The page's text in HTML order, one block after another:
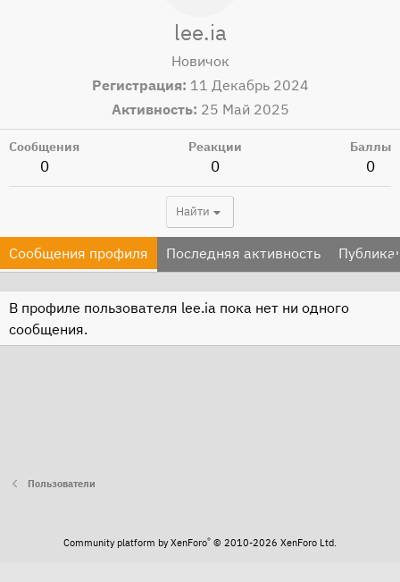
lee.ia
Новичок
Регистрация 11 Декабрь 2024
Активность 25 Май 2025
Сообщения
0
Реакции
0
Баллы
0
Найти
Сообщения профиля Последняя активность
В профиле пользователя lee.ia пока нет ни одного
сообщения.
Пользователи
Community platform by XenForo® © 2010-2026 XenForo Ltd.